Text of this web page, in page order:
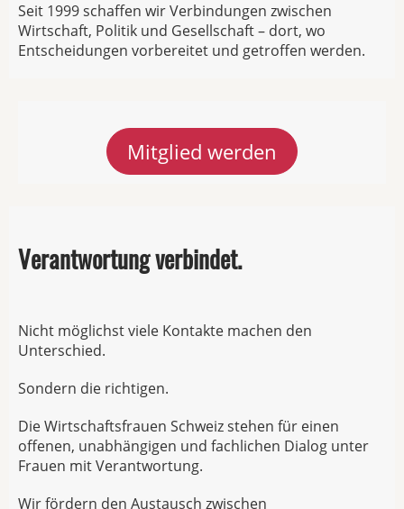
Seit 1999 schaffen wir Verbindungen zwischen
Wirtschaft, Politik und Gesellschaft – dort, wo
Entscheidungen vorbereitet und getroffen werden.
Mitglied werden
Verantwortung verbindet.
Nicht möglichst viele Kontakte machen den
Unterschied.
Sondern die richtigen.
Die Wirtschaftsfrauen Schweiz stehen für einen
offenen, unabhängigen und fachlichen Dialog unter
Frauen mit Verantwortung.
Wir fördern den Austausch zwischen